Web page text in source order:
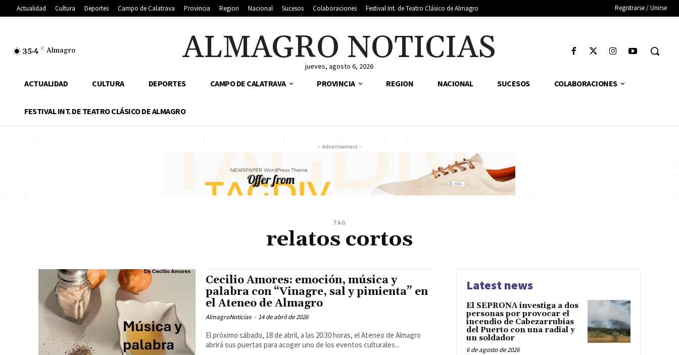
Actualidad Cultura Deportes Campo de Calatrava Provincia Region Nacional Sucesos Colaboraciones Festival Int. de Teatro Clásico de Almagro Registrarse / Unirse
35.4 C Almagro ALMAGRO NOTICIAS
jueves, agosto 6, 2026
ACTUALIDAD CULTURA DEPORTES CAMPO DE CALATRAVA PROVINCIA REGION NACIONAL SUCESOS COLABORACIONES
FESTIVAL INT. DE TEATRO CLÁSICO DE ALMAGRO
- Advertisement -
TAG
relatos cortos
Cecilio Amores: emoción, música y
palabra con “Vinagre, sal y pimienta” en
el Ateneo de Almagro
AlmagroNoticias - 14 de abril de 2026
El próximo sábado, 18 de abril, a las 20:30 horas, el Ateneo de Almagro
abrirá sus puertas para acoger uno de los eventos culturales...
Latest news
El SEPRONA investiga a dos
personas por provocar el
incendio de Cabezarrubias
del Puerto con una radial y
un soldador
6 de agosto de 2026